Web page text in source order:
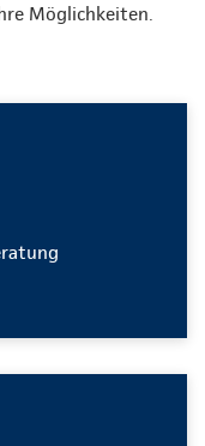
Möglichkeiten.